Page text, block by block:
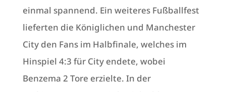
einmal spannend. Ein weiteres Fußballfest
lieferten die Königlichen und Manchester
City den Fans im Halbfinale, welches im
Hinspiel 4:3 für City endete, wobei
Benzema 2 Tore erzielte. In der